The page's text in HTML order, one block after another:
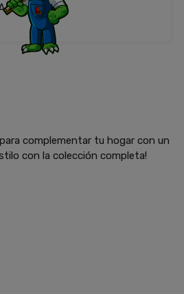
Fiat)
complementar tu hogar con un
con la colección completa!